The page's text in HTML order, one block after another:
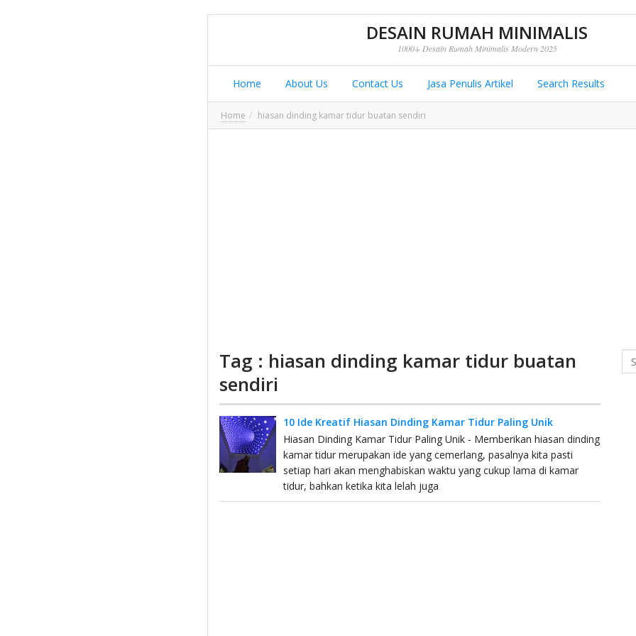
DESAIN RUMAH MINIMALIS
1000+ Desain Rumah Minimalis Modern 2025
Home About Us Contact Us Jasa Penulis Artikel Search Results
Home hiasan dinding kamar tidur buatan sendiri
Tag : hiasan dinding kamar tidur buatan
sendiri
10 Ide Kreatif Hiasan Dinding Kamar Tidur Paling Unik
Hiasan Dinding Kamar Tidur Paling Unik - Memberikan hiasan dinding
kamar tidur merupakan ide yang cemerlang, pasalnya kita pasti
setiap hari akan menghabiskan waktu yang cukup lama di kamar
tidur, bahkan ketika kita lelah juga